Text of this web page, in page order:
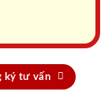
ký tư vấn